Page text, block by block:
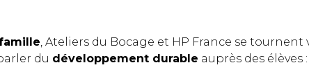
, Ateliers du Bocage et HP France se tournent
du développement durable auprès des élèves